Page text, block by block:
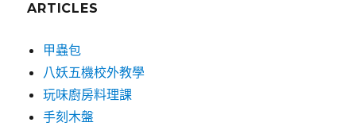
ARTICLES
甲蟲包
八妖五機校外教學
玩味廚房料理課
手刻木盤